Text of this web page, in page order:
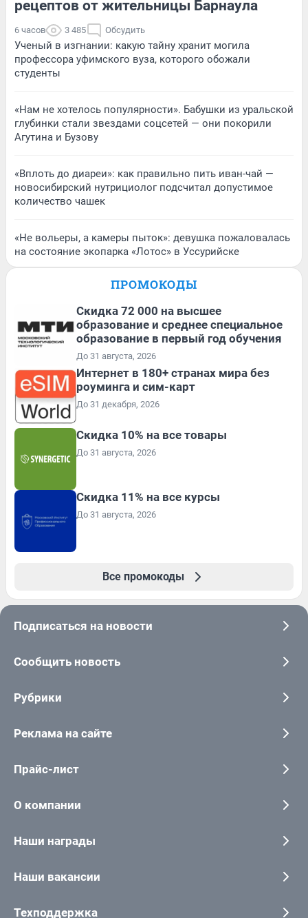
рецептов от жительницы Барнаула
6 часов 3 485 Обсудить
Ученый в изгнании: какую тайну хранит могила
профессора уфимского вуза, которого обожали
студенты
«Нам не хотелось популярности». Бабушки из уральской
глубинки стали звездами соцсетей — они покорили
Агутина и Бузову
«Вплоть до диареи»: как правильно пить иван-чай —
новосибирский нутрициолог подсчитал допустимое
количество чашек
«Не вольеры, а камеры пыток»: девушка пожаловалась
на состояние экопарка «Лотос» в Уссурийске
ПРОМОКОДЫ
Скидка 72 000 на высшее
образование и среднее специальное
образование в первый год обучения
До 31 августа, 2026
Интернет в 180+ странах мира без
роуминга и сим-карт
До 31 декабря, 2026
Скидка 10% на все товары
До 31 августа, 2026
Скидка 11% на все курсы
До 31 августа, 2026
Все промокоды
Подписаться на новости
Сообщить новость
Рубрики
Реклама на сайте
Прайс-лист
О компании
Наши награды
Наши вакансии
Техподдержка